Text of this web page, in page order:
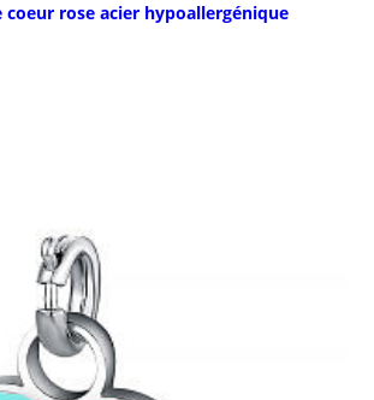
rose acier hypoallergénique